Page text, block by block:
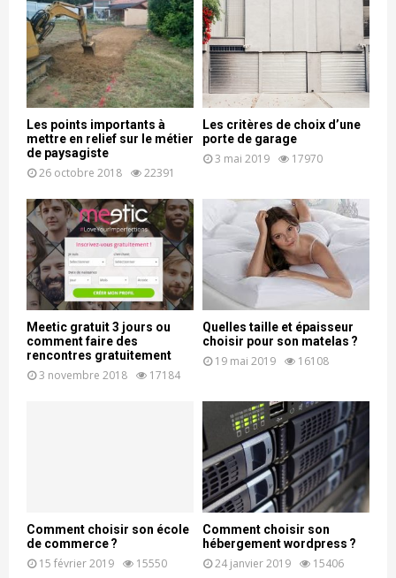
Les points importants à
mettre en relief sur le métier
de paysagiste
26 octobre 2018 22391
Les critères de choix d’une
porte de garage
3 mai 2019 17970
Meetic gratuit 3 jours ou
comment faire des
rencontres gratuitement
3 novembre 2018 17184
Quelles taille et épaisseur
choisir pour son matelas ?
19 mai 2019 16108
Comment choisir son école
de commerce ?
15 février 2019 15550
Comment choisir son
hébergement wordpress ?
24 janvier 2019 15406